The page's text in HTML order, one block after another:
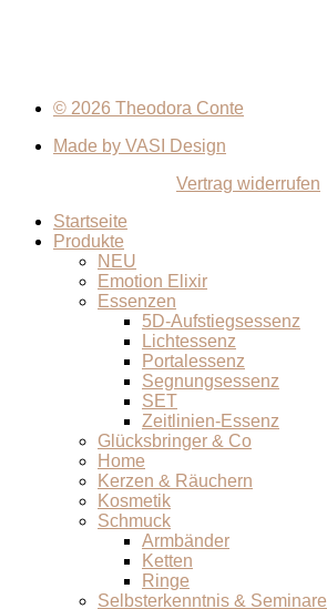
© 2026 Theodora Conte
Made by VASI Design
Vertrag widerrufen
Startseite
Produkte
NEU
Emotion Elixir
Essenzen
5D-Aufstiegsessenz
Lichtessenz
Portalessenz
Segnungsessenz
SET
Zeitlinien-Essenz
Glücksbringer & Co
Home
Kerzen & Räuchern
Kosmetik
Schmuck
Armbänder
Ketten
Ringe
Selbsterkenntnis & Seminare